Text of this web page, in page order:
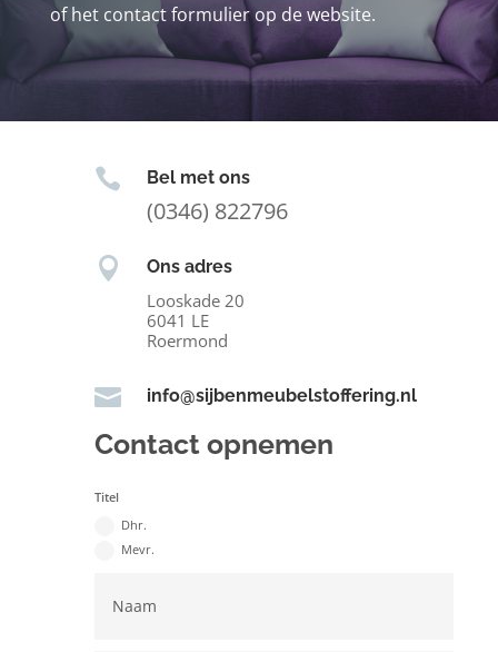
of het contact formulier op de website.
 Bel met ons
(0346) 822796
 Ons adres
Looskade 20
6041 LE
Roermond
 info@sijbenmeubelstoffering.nl
Contact opnemen
Titel
Dhr.
Mevr.